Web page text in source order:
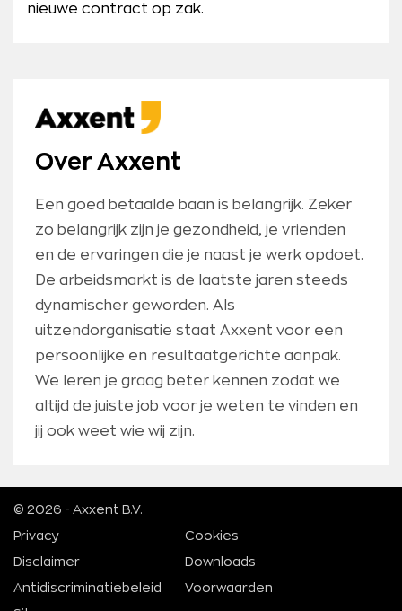
nieuwe contract op zak.
Over Axxent
Een goed betaalde baan is belangrijk. Zeker
zo belangrijk zijn je gezondheid, je vrienden
en de ervaringen die je naast je werk opdoet.
De arbeidsmarkt is de laatste jaren steeds
dynamischer geworden. Als
uitzendorganisatie staat Axxent voor een
persoonlijke en resultaatgerichte aanpak.
We leren je graag beter kennen zodat we
altijd de juiste job voor je weten te vinden en
jij ook weet wie wij zijn.
© 2026 - Axxent B.V.
Privacy Cookies
Disclaimer Downloads
Antidiscriminatiebeleid Voorwaarden